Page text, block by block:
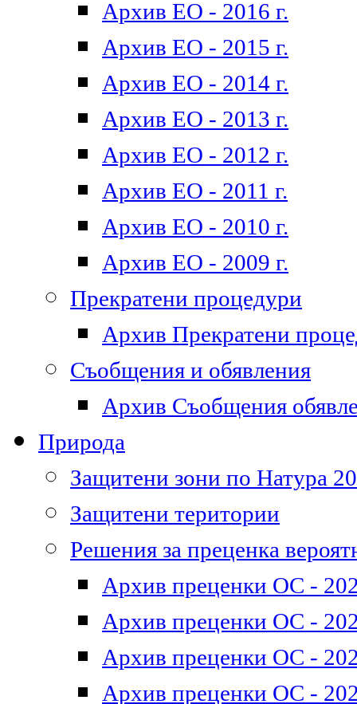
Архив ЕО - 2016 г.
Архив ЕО - 2015 г.
Архив ЕО - 2014 г.
Архив ЕО - 2013 г.
Архив ЕО - 2012 г.
Архив ЕО - 2011 г.
Архив ЕО - 2010 г.
Архив ЕО - 2009 г.
Прекратени процедури
Архив Прекратени
Съобщения и обявления
Архив Съобщения
Природа
Защитени зони по Натура
Защитени територии
Решения за преценка
Архив преценки ОС -
Архив преценки ОС -
Архив преценки ОС -
Архив преценки ОС -